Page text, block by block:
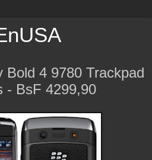
Bold 4 9780 Trackpad
- BsF 4299,90